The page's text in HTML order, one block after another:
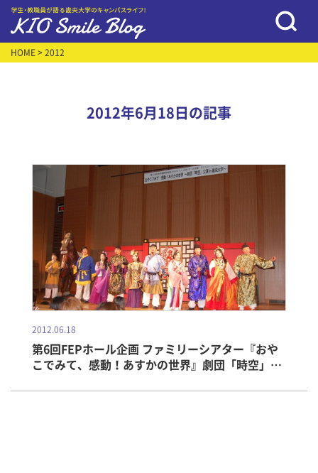
HOME > 2012
2012年6月18日の記事
2012.06.18
第6回FEPホール企画 ファミリーシアター『おや
こでみて、感動！あすかの世界』劇団「時空」公